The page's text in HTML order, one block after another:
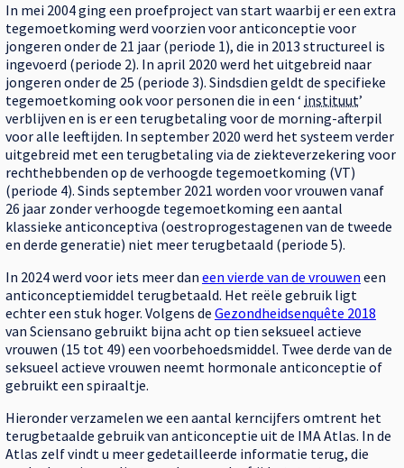
In mei 2004 ging een proefproject van start waarbij er een extra
tegemoetkoming werd voorzien voor anticonceptie voor
jongeren onder de 21 jaar (periode 1), die in 2013 structureel is
ingevoerd (periode 2). In april 2020 werd het uitgebreid naar
jongeren onder de 25 (periode 3). Sindsdien geldt de specifieke
tegemoetkoming ook voor personen die in een ‘ instituut’
verblijven en is er een terugbetaling voor de morning-afterpil
voor alle leeftijden. In september 2020 werd het systeem verder
uitgebreid met een terugbetaling via de ziekteverzekering voor
rechthebbenden op de verhoogde tegemoetkoming (VT)
(periode 4). Sinds september 2021 worden voor vrouwen vanaf
26 jaar zonder verhoogde tegemoetkoming een aantal
klassieke anticonceptiva (oestroprogestagenen van de tweede
en derde generatie) niet meer terugbetaald (periode 5).
In 2024 werd voor iets meer dan een vierde van de vrouwen een
anticonceptiemiddel terugbetaald. Het reële gebruik ligt
echter een stuk hoger. Volgens de Gezondheidsenquête 2018
van Sciensano gebruikt bijna acht op tien seksueel actieve
vrouwen (15 tot 49) een voorbehoedsmiddel. Twee derde van de
seksueel actieve vrouwen neemt hormonale anticonceptie of
gebruikt een spiraaltje.
Hieronder verzamelen we een aantal kerncijfers omtrent het
terugbetaalde gebruik van anticonceptie uit de IMA Atlas. In de
Atlas zelf vindt u meer gedetailleerde informatie terug, die